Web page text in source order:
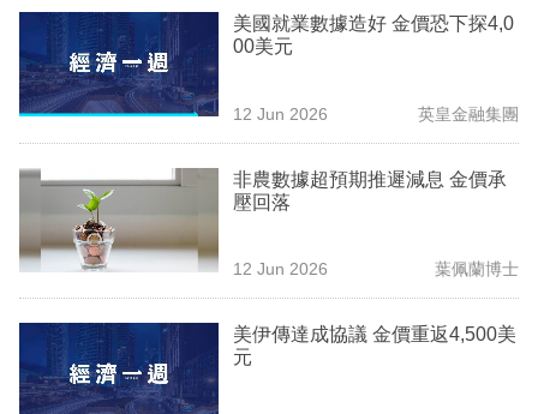
美國就業數據造好 金價恐下探4,0
00美元
12 Jun 2026 英皇金融集團
非農數據超預期推遲減息 金價承
壓回落
12 Jun 2026 葉佩蘭博士
美伊傳達成協議 金價重返4,500美
元